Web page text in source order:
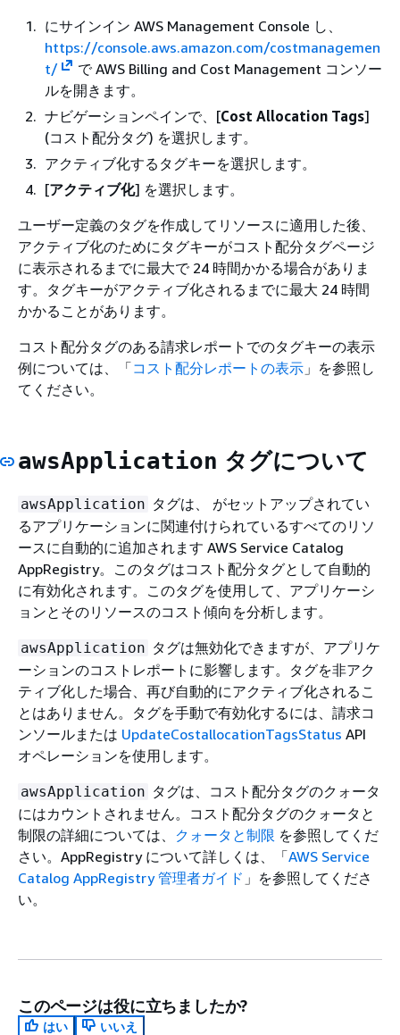
にサインイン AWS Management Console し、
https://console.aws.amazon.com/costmanagemen
t/
で AWS Billing and Cost Management コンソー
ルを開きます。
ナビゲーションペインで、[Cost Allocation Tags]
(コスト配分タグ) を選択します。
アクティブ化するタグキーを選択します。
[アクティブ化] を選択します。
ユーザー定義のタグを作成してリソースに適用した後、
アクティブ化のためにタグキーがコスト配分タグページ
に表示されるまでに最大で 24 時間かかる場合がありま
す。タグキーがアクティブ化されるまでに最大 24 時間
かかることがあります。
コスト配分タグのある請求レポートでのタグキーの表示
例については、「コスト配分レポートの表示 」を参照し
てください。
awsApplication タグについて
awsApplication タグは、 がセットアップされてい
るアプリケーションに関連付けられているすべてのリソ
ースに自動的に追加されます AWS Service Catalog
AppRegistry。このタグはコスト配分タグとして自動的
に有効化されます。このタグを使用して、アプリケーシ
ョンとそのリソースのコスト傾向を分析します。
awsApplication タグは無効化できますが、アプリケ
ーションのコストレポートに影響します。タグを非アク
ティブ化した場合、再び自動的にアクティブ化されるこ
とはありません。タグを手動で有効化するには、請求コ
ンソールまたは UpdateCostallocationTagsStatus API
オペレーションを使用します。
awsApplication タグは、コスト配分タグのクォータ
にはカウントされません。コスト配分タグのクォータと
制限の詳細については、 クォータと制限 を参照してくだ
さい。AppRegistry について詳しくは、「AWS Service
Catalog AppRegistry 管理者ガイド 」を参照してくださ
い。
このページは役に立ちましたか?
はい
いいえ